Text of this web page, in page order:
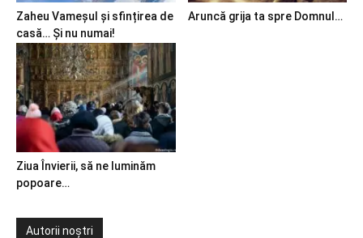
Zaheu Vameșul și sfințirea de
casă… Și nu numai!
Aruncă grija ta spre Domnul…
Ziua Învierii, să ne luminăm
popoare…
Autorii noștri